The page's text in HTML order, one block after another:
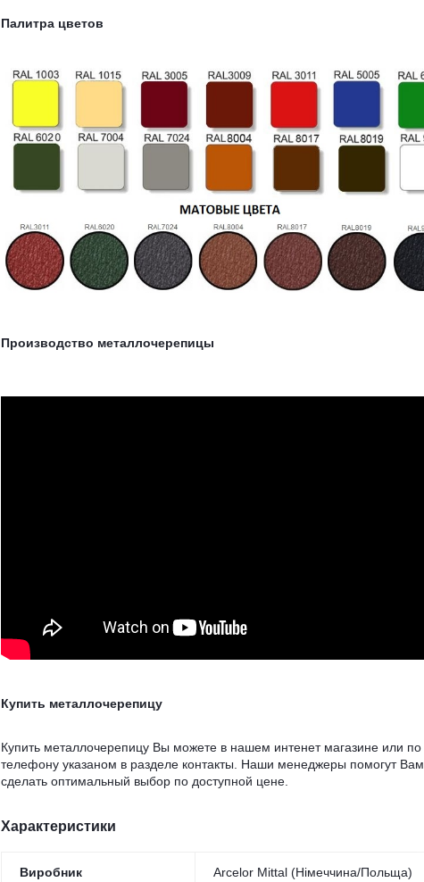
Палитра цветов
Производство металлочерепицы
Купить металлочерепицу
Купить металлочерепицу Вы можете в нашем интенет магазине или по
телефону указаном в разделе контакты. Наши менеджеры помогут Вам
сделать оптимальный выбор по доступной цене.
Характеристики
Виробник Arcelor Mittal (Німеччина/Польща)